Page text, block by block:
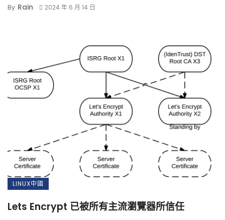
By Rain 2024 年 6 月 14 日
LINUX中國
Lets Encrypt 已被所有主流瀏覽器所信任